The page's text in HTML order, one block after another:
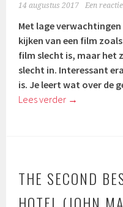
14 augustus 2017 Een
Met lage
kijken van een film
film slecht is, maar het
slecht in. Interessant
is. Je leert wat over de
Lees verder →
THE SECOND
HOTEL (JOHN